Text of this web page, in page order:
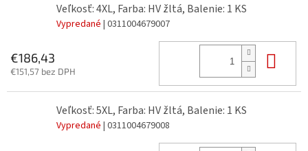
Veľkosť: 4XL, Farba: HV žltá, Balenie: 1 KS
Vypredané | 0311004679007
€186,43
€151,57 bez DPH
Veľkosť: 5XL, Farba: HV žltá, Balenie: 1 KS
Vypredané | 0311004679008